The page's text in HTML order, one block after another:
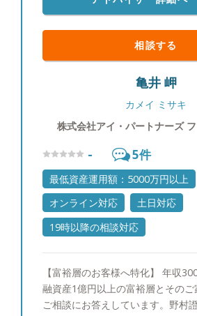
相談する
亀井 岬
カメイ ミサキ
株式会社アイ・パートナーズ
- 5件
最低資産運用額：5000万円以上
オンライン対応
土日対応
19時以降の相談対応
【富裕層のお客様へ特化】 年収
融資産1億円以上の富裕層とその
ご相談にお答えしています。野村